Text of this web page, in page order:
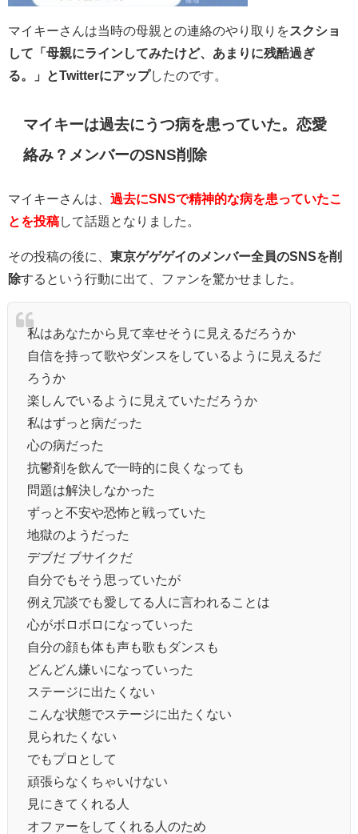
マイキーさんは当時の母親との連絡のやり取りをスクショ
して「 母親にラインしてみたけど、あまりに残酷過ぎ
る。」とTwitterにアップしたのです。
マイキーは過去にうつ病を患っていた。恋愛
絡み？メンバーのSNS削除
マイキーさんは、 過去にSNSで精神的な病を患っていたこ
とを投稿して話題となりました。
その投稿の後に、 東京ゲゲゲイのメンバー全員のSNSを削
除するという行動に出て、ファンを驚かせました。
私はあなたから見て幸せそうに見えるだろうか
自信を持って歌やダンスをしているように見えるだ
ろうか
楽しんでいるように見えていただろうか
私はずっと病だった
心の病だった
抗鬱剤を飲んで一時的に良くなっても
問題は解決しなかった
ずっと不安や恐怖と戦っていた
地獄のようだった
デブだ ブサイクだ
自分でもそう思っていたが
例え冗談でも愛してる人に言われることは
心がボロボロになっていった
自分の顔も体も声も歌もダンスも
どんどん嫌いになっていった
ステージに出たくない
こんな状態でステージに出たくない
見られたくない
でもプロとして
頑張らなくちゃいけない
見にきてくれる人
オファーをしてくれる人のため